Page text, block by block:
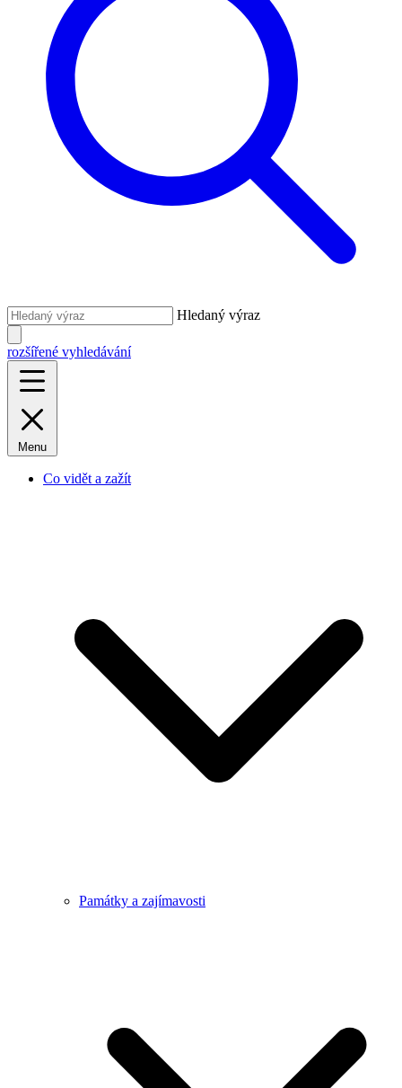
Hledaný výraz
rozšířené vyhledávání
Menu
Co vidět a zažít
Památky a zajímavosti